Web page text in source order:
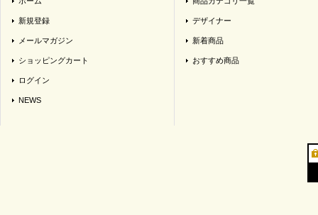
新規登録
メールマガジン
ショッピングカート
ログイン
NEWS
デザイナー
新着商品
おすすめ商品